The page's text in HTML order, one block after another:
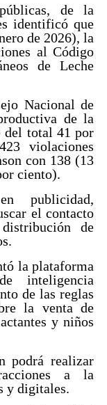
de la
identificó que
de 2026), la
al Código
de Leche
Nacional de
de la
del total 41 por
violaciones
con 138 (13
ciento).
publicidad,
el contacto
de
la plataforma
inteligencia
de las reglas
la venta de
y niños
podrá realizar
a la
y digitales.